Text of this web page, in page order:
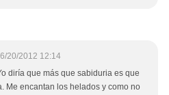
20/2012 12:14
diría que más que sabiduria es que
Me encantan los helados y como no